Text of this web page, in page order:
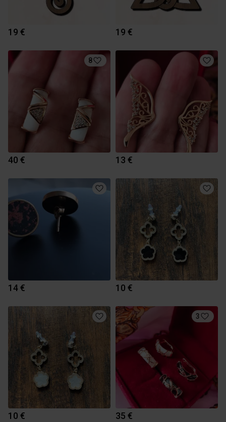
19 € 19 €
8
40 € 13 €
14 € 10 €
10 €
3
35 €